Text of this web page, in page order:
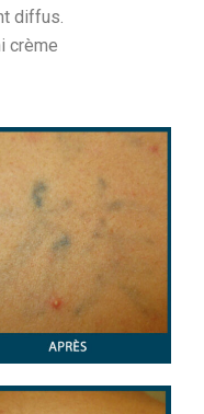
diffus.
crème